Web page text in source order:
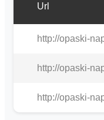
Url
http://opaski-
http://opaski-
http://opaski-